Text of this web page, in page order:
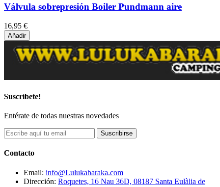
Válvula sobrepresión Boiler Pundmann aire
16,95 €
Añadir
Suscríbete!
Entérate de todas nuestras novedades
Suscribirse
Contacto
Email: info@Lulukabaraka.com
Dirección: Roquetes, 16 Nau 36D, 08187 Santa Eulàlia de